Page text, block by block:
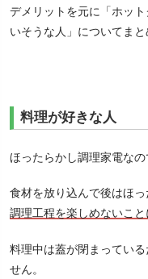
デメリットを元に「ホッ
いそうな人」についてまと
料理が好きな人
ほったらかし調理家電なの
食材を放り込んで後はほっ
調理工程を楽しめないこ
料理中は蓋が閉まってい
せん。